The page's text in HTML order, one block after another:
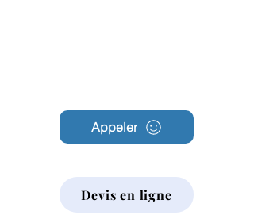
Appeler
Devis en ligne